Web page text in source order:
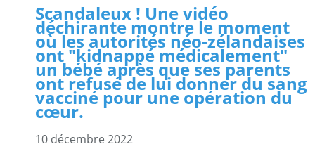
Scandaleux ! Une vidéo
déchirante montre le moment
où les autorités néo-zélandaises
ont "kidnappé médicalement"
un bébé après que ses parents
ont refusé de lui donner du sang
vacciné pour une opération du
cœur.
10 décembre 2022